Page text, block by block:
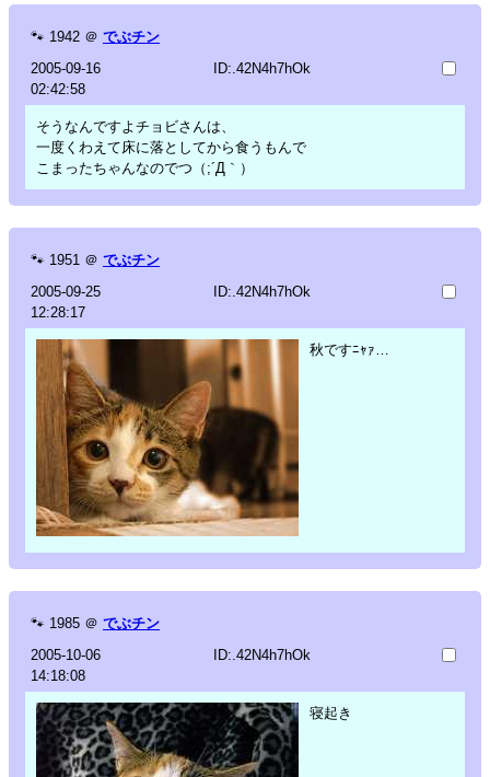
🐾 1942 ＠ でぶチン
2005-09-16
02:42:58
ID:.42N4h7hOk
そうなんですよチョビさんは、
一度くわえて床に落としてから食うもんで
こまったちゃんなのでつ（;´Д｀）
🐾 1951 ＠ でぶチン
2005-09-25
12:28:17
ID:.42N4h7hOk
秋ですﾆｬｧ…
🐾 1985 ＠ でぶチン
2005-10-06
14:18:08
ID:.42N4h7hOk
寝起き